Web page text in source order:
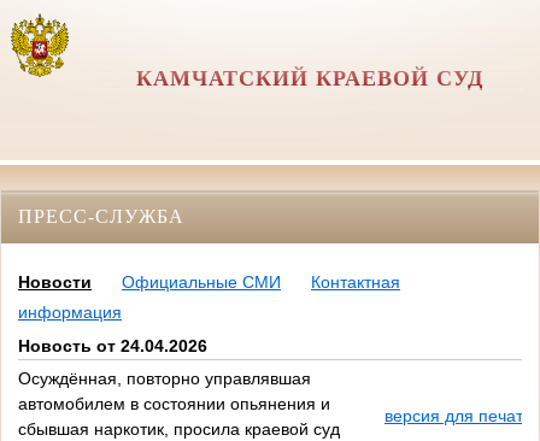
КАМЧАТСКИЙ КРАЕВОЙ СУД
ПРЕСС-СЛУЖБА
Новости Официальные СМИ
Контактная
информация
Новость от 24.04.2026
Осуждённая, повторно управлявшая
автомобилем в состоянии опьянения и
сбывшая наркотик, просила краевой суд
версия для печати